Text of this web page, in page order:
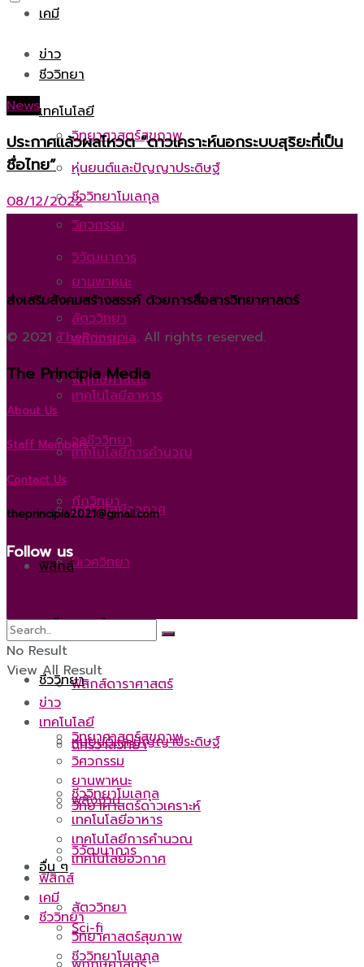
เคมี
ชีววิทยา
วิทยาศาสตร์สุขภาพ
ชีววิทยาโมเลกุล
วิวัฒนาการ
สัตววิทยา
พฤกษศาสตร์
จุลชีววิทยา
กีฏวิทยา
นิเวศวิทยา
ดาราศาสตร์
ฟิสิกส์ดาราศาสตร์
จักรวาลวิทยา
วิทยาศาสตร์ดาวเคราะห์
อื่น ๆ
Sci-fi
ข่าว
เทคโนโลยี
หุ่นยนต์และปัญญาประดิษฐ์
วิศวกรรม
ยานพาหนะ
พลังงาน
เทคโนโลยีอาหาร
เทคโนโลยีการคำนวณ
เทคโนโลยีอวกาศ
ฟิสิกส์
เคมี
ชีววิทยา
วิทยาศาสตร์สุขภาพ
ชีววิทยาโมเลกุล
วิวัฒนาการ
สัตววิทยา
News
ประกาศแล้วผลโหวต “ดาวเคราะห์นอกระบบสุริยะที่เป็น
ชื่อไทย”
08/12/2022
ส่งเสริมสังคมสร้างสรรค์ ด้วยการสื่อสารวิทยาศาสตร์
© 2021ThePrincipia. All rights reserved.
The Principia Media
About Us
Staff Members
Contact Us
theprincipia2021@gmail.com
Follow us
No Result
View All Result
ข่าว
เทคโนโลยี
หุ่นยนต์และปัญญาประดิษฐ์
วิศวกรรม
ยานพาหนะ
พลังงาน
เทคโนโลยีอาหาร
เทคโนโลยีการคำนวณ
เทคโนโลยีอวกาศ
ฟิสิกส์
เคมี
ชีววิทยา
วิทยาศาสตร์สุขภาพ
ชีววิทยาโมเลกุล